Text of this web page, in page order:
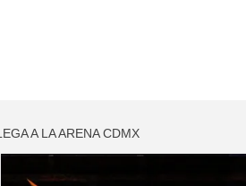
A LA ARENA CDMX